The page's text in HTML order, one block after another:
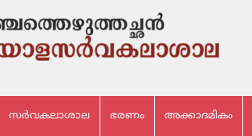
സർവകലാശാല ഭരണം അക്കാദമികം